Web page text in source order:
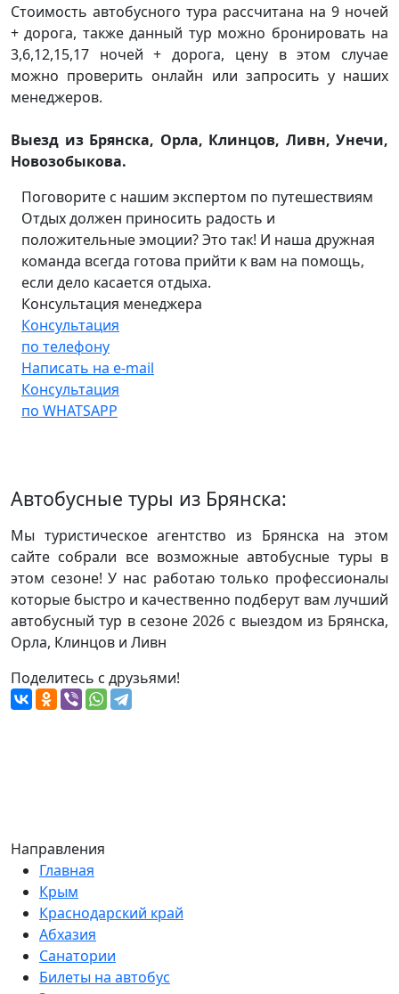
Стоимость автобусного тура рассчитана на 9 ночей
+ дорога, также данный тур можно бронировать на
3,6,12,15,17 ночей + дорога, цену в этом случае
можно проверить онлайн или запросить у наших
менеджеров.
Выезд из Брянска, Орла, Клинцов, Ливн, Унечи,
Новозобыкова.
Поговорите с нашим экспертом по путешествиям
Отдых должен приносить радость и
положительные эмоции? Это так! И наша дружная
команда всегда готова прийти к вам на помощь,
если дело касается отдыха.
Консультация менеджера
Консультация
по телефону
Написать на e-mail
Консультация
по WHATSAPP
Автобусные туры из Брянска:
Мы туристическое агентство из Брянска на этом
сайте собрали все возможные автобусные туры в
этом сезоне! У нас работаю только профессионалы
которые быстро и качественно подберут вам лучший
автобусный тур в сезоне 2026 с выездом из Брянска,
Орла, Клинцов и Ливн
Поделитесь с друзьями!
Направления
Главная
Крым
Краснодарский край
Абхазия
Санатории
Билеты на автобус